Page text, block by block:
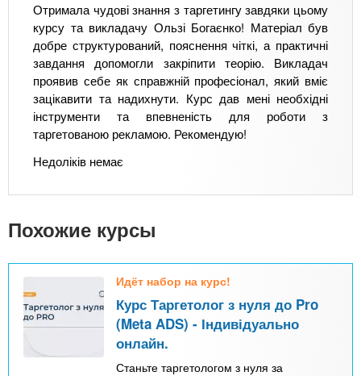
Отримала чудові знання з таргетингу завдяки цьому
курсу та викладачу Ользі Богаєнко! Матеріал був
добре структурований, пояснення чіткі, а практичні
завдання допомогли закріпити теорію. Викладач
проявив себе як справжній професіонал, який вміє
зацікавити та надихнути. Курс дав мені необхідні
інструменти та впевненість для роботи з
таргетованою рекламою. Рекомендую!
Недоліків немає
Похожие курсы
Идёт набор на курс!
Курс Таргетолог з нуля до Pro
(Meta ADS) - Індивідуально
онлайн.
Станьте таргетологом з нуля за